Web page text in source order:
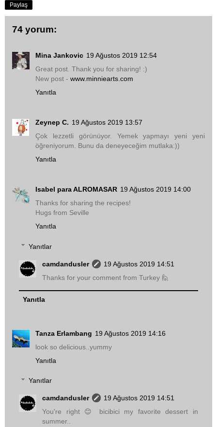
Paylaş
74 yorum:
Mina Jankovic 19 Ağustos 2019 12:54
Great post. Thank you for sharing! :)
New post - www.minniearts.com
Yanıtla
Zeynep C. 19 Ağustos 2019 13:57
Çok lezzetli görünüyor. Yemek yapmayı yeni yeni
öğreniyorum. Bunu da deneyeceğim mutlaka:))
Yanıtla
Isabel para ALROMASAR 19 Ağustos 2019 14:00
Thanks for sharing the recipes!
Hugs from Seville
Yanıtla
Yanıtlar
camdandusler
19 Ağustos 2019 14:51
Thanks for your comment from Turkey 🙋
Yanıtla
Tanza Erlambang 19 Ağustos 2019 14:16
look so delicious..yummy
Yanıtla
Yanıtlar
camdandusler
19 Ağustos 2019 14:51
You're right 😊 bicibici my favorite dessert in
summer..